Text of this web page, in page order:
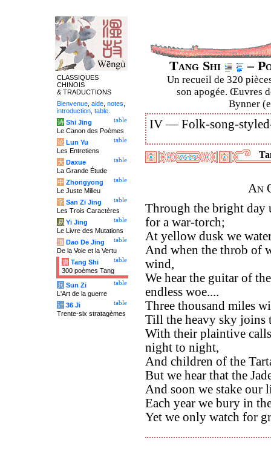
Tang Shi –
Un recueil de 320
son apogée. Œuvres
Bynner
IV —Folk-song-
An
Through the bright day
for a war-torch;
At yellow dusk we
And when the throb of
wind,
We hear the guitar of
endless woe....
Three thousand miles
Till the heavy sky joins
With their plaintive
night to night,
And children of the
But we hear that the
And soon we stake our
Each year we bury in
Yet we only watch for
CLASSIQUES
CHINOIS
& TRADUCTIONS
Bienvenue aide notes
introduction table
table
诗 Shi Jing
Le Canon des Poèmes
table
论 Lun Yu
Les Entretiens
table
大 Daxue
La Grande Étude
table
中 Zhongyong
Le Juste Milieu
table
字 San Zi Jing
Les Trois Caractères
table
易 Yi Jing
Le Livre des Mutations
table
道 Dao De Jing
De la Voie et la Vertu
table
唐 Tang Shi
300 poèmes Tang
table
兵 Sun Zi
L'Art de la guerre
table
计 36 Ji
Trente-six stratagèmes